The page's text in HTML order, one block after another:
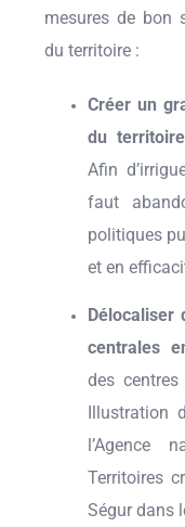
mesures de bon
du territoire :
Créer un
du
Afin
faut
politiques
et en
Délocaliser
centrales
des
Illustration
l’Agence
Territoires
Ségur dans